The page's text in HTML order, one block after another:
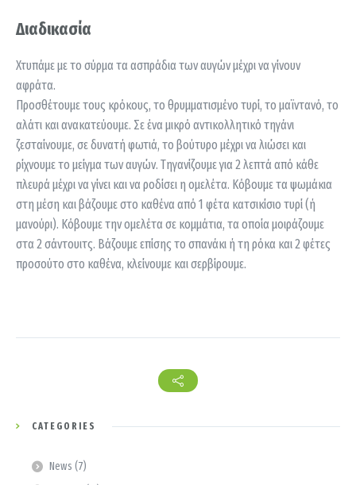
Διαδικασία
Χτυπάμε με το σύρμα τα ασπράδια των αυγών μέχρι να γίνουν
αφράτα.
Προσθέτουμε τους κρόκους, το θρυμματισμένο τυρί, το μαϊντανό, το
αλάτι και ανακατεύουμε. Σε ένα μικρό αντικολλητικό τηγάνι
ζεσταίνουμε, σε δυνατή φωτιά, το βούτυρο μέχρι να λιώσει και
ρίχνουμε το μείγμα των αυγών. Τηγανίζουμε για 2 λεπτά από κάθε
πλευρά μέχρι να γίνει και να ροδίσει η ομελέτα. Κόβουμε τα ψωμάκια
στη μέση και βάζουμε στο καθένα από 1 φέτα κατσικίσιο τυρί (ή
μανούρι). Κόβουμε την ομελέτα σε κομμάτια, τα οποία μοιράζουμε
στα 2 σάντουιτς. Βάζουμε επίσης το σπανάκι ή τη ρόκα και 2 φέτες
προσούτο στο καθένα, κλείνουμε και σερβίρουμε.
CATEGORIES
News (7)